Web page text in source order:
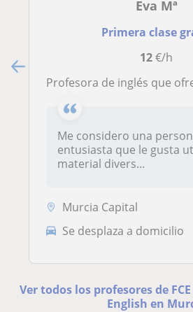
Eva Mª
Primera clase
12€/h
Profesora de inglés que ofrece clases particulares de inglés tanto a niños
Me considero una
entusiasta que le gusta
material divers...
Murcia Capital
Se desplaza a domicilio
Ver todos los profesores de
English en